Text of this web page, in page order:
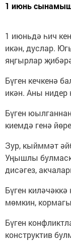
1 июнь
1 июньдә һич
икән, дуслар.
яңгырлар
Бүген кечкенә
икән. Аны нидер
Бүген
киемдә генә
Зур, кыйммәт
Уңышлы
дисәгез,
Бүген
мөмкин,
Бүген
конструктив